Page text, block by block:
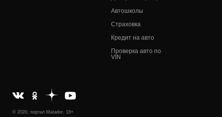
Автошколы
Страховка
Кредит на авто
Проверка авто по
VIN
© 2020, портал Matador, 18+